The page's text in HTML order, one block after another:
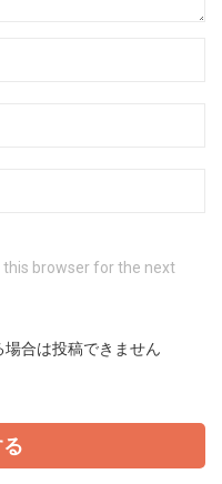
this browser for the next
合は投稿できません
る